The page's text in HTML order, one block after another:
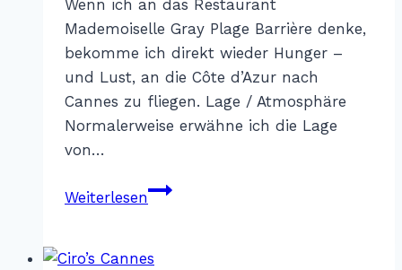
Wenn ich an das Restaurant
Mademoiselle Gray Plage Barrière denke,
bekomme ich direkt wieder Hunger –
und Lust, an die Côte d’Azur nach
Cannes zu fliegen. Lage / Atmosphäre
Normalerweise erwähne ich die Lage
von…
WeiterlesenMademoiselle
Barrière